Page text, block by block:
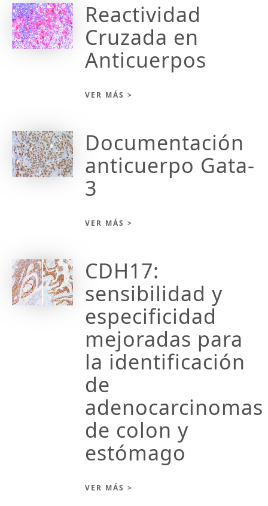
Reactividad
Cruzada en
Anticuerpos
VER MÁS >
Documentación
anticuerpo Gata-
3
VER MÁS >
CDH17:
sensibilidad y
especificidad
mejoradas para
la identificación
de
adenocarcinomas
de colon y
estómago
VER MÁS >